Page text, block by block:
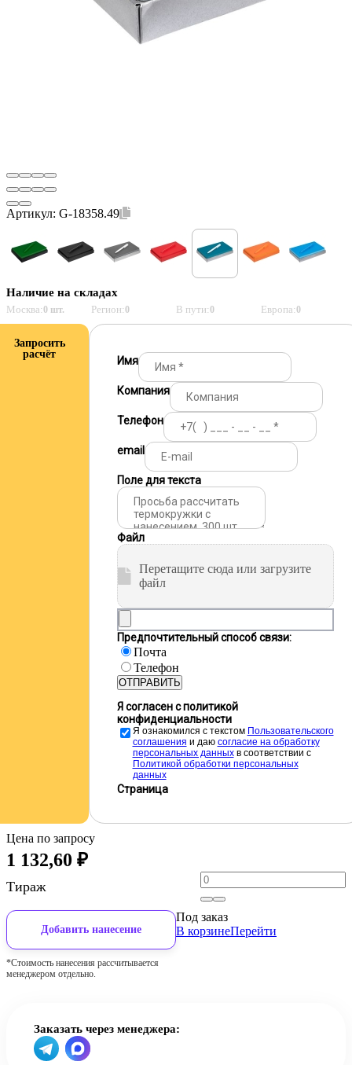
Артикул: G-18358.49
Наличие на складах
Москва:0 шт. Регион:0 В пути:0 Европа:0
Запросить
расчёт
Имя
Компания
Телефон
email
Поле для текста
Файл
Перетащите сюда или загрузите
файл
Предпочтительный способ связи:
Почта
Телефон
ОТПРАВИТЬ
Я согласен с политикой
конфиденциальности
Я ознакомился с текстом Пользовательского
соглашения и даю cогласие на обработку
персональных данныхв соответствии с
Политикой обработки персональных
данных
Страница
Цена по запросу
1 132,60 ₽
Тираж
Добавить нанесение
*Стоимость нанесения рассчитывается
менеджером отдельно.
Под заказ
В корзинеПерейти
Заказать через менеджера: